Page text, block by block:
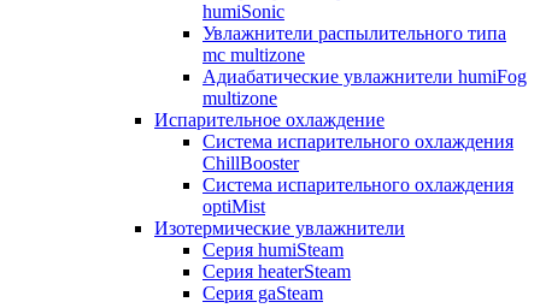
humiSonic
Увлажнители распылительного типа
mc multizone
Адиабатические увлажнители humiFog
multizone
Испарительное охлаждение
Система испарительного охлаждения
ChillBooster
Система испарительного охлаждения
optiMist
Изотермические увлажнители
Серия humiSteam
Серия heaterSteam
Серия gaSteam